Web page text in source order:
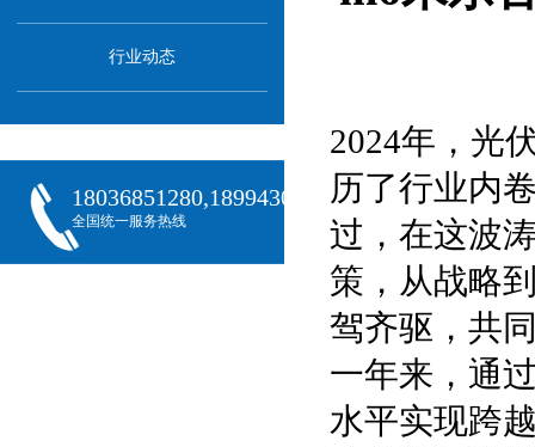
行业动态
18036851280,18994301288,18068407382
全国统一服务热线
2024年，光
历了行业内
过，在这波
策，从战略
驾齐驱，共
一年来，通
水平实现跨